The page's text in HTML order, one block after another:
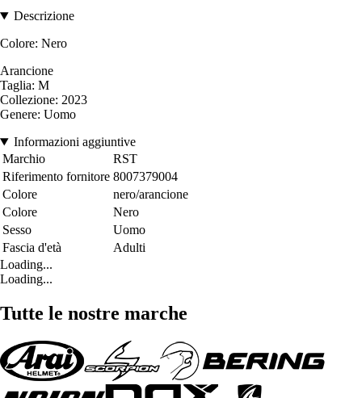
Descrizione
Colore: Nero
Arancione
Taglia: M
Collezione: 2023
Genere: Uomo
Informazioni aggiuntive
Marchio
RST
Riferimento fornitore 8007379004
Colore
nero/arancione
Colore
Nero
Sesso
Uomo
Fascia d'età
Adulti
Loading...
Loading...
Tutte le nostre marche